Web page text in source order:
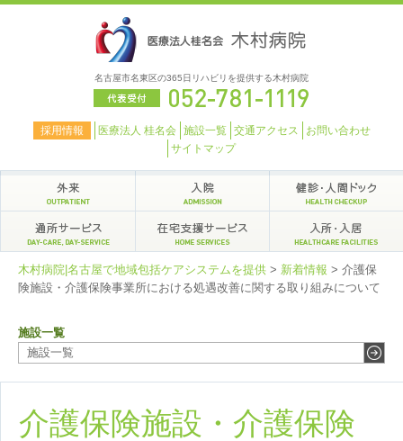
名古屋市名東区の365日リハビリを提供する木村病院
採用情報 医療法人 桂名会 施設一覧 交通アクセス
お問い合わせ
サイトマップ
木村病院|名古屋で地域包括ケアシステムを提供 > 新着情報 > 介護保
険施設・介護保険事業所における処遇改善に関する取り組みについて
施設一覧
施設一覧
介護保険施設・介護保険